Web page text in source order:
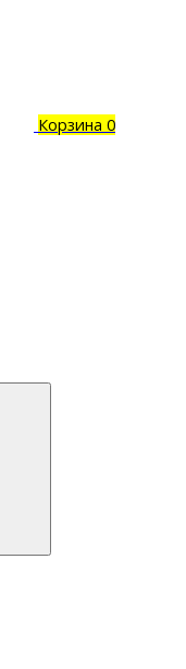
Корзина 0